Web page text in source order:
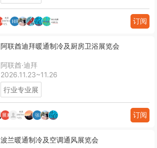
订阅
阿联酋迪拜暖通制冷及厨房卫浴展览会
阿联酋·迪拜
2026.11.23~11.26
行业专业展
订阅
波兰暖通制冷及空调通风展览会